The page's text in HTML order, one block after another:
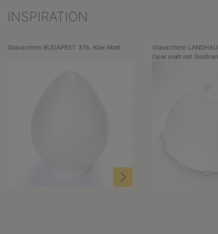
Produktgalerie überspringen
INSPIRATION
Glasschirm BUDAPEST 376, Klar-Matt
Glasschirm
Opal matt mit